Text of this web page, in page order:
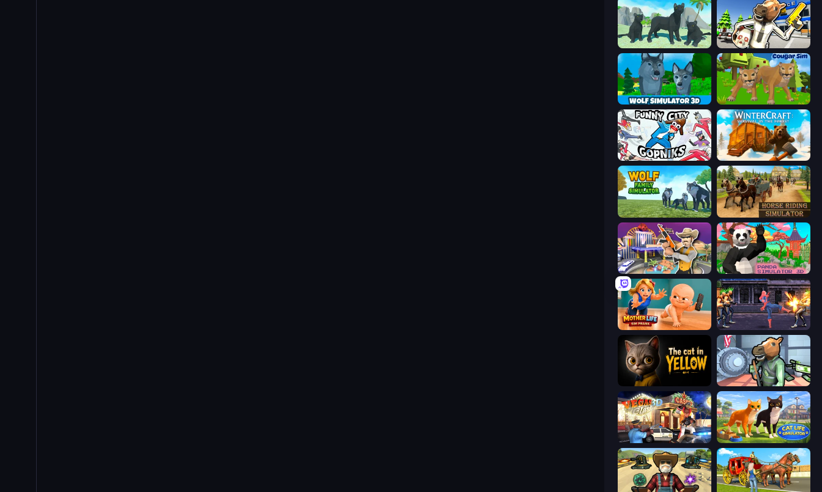
Panther Family Simulator 3D Bank Robbery: Escape
Wolf Simulator: Wild Animals 3D Cougar Simulator: Big Cats
Funny City: Gopniks WinterCraft: Survival in the Forest
Wolf Family Simulator Horse Riding Simulator
Casino Robbery Panda Simulator 3D
Mother Life Simulator: Prank Spider Hero Street Fight
The Cat in Yellow Bank Robbery
Vegas Clash 3D Cat Life Simulator 3D